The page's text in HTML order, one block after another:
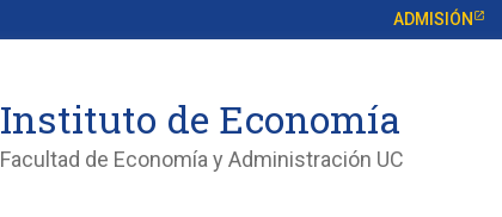
ADMISIÓN
Instituto de Economía
Facultad de Economía y Administración UC